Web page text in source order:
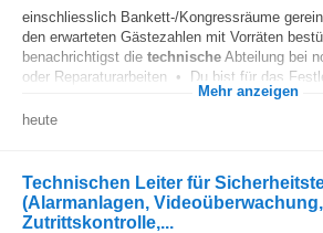
einschliesslich Bankett-/Kongressräume
den erwarteten Gästezahlen mit Vorräten
benachrichtigst die technische Abteilung bei
oder Reparaturarbeiten • Du bist für das
Mehr anzeigen
heute
Technischen Leiter für
(Alarmanlagen, Videoüberwachung,
Zutrittskontrolle,...